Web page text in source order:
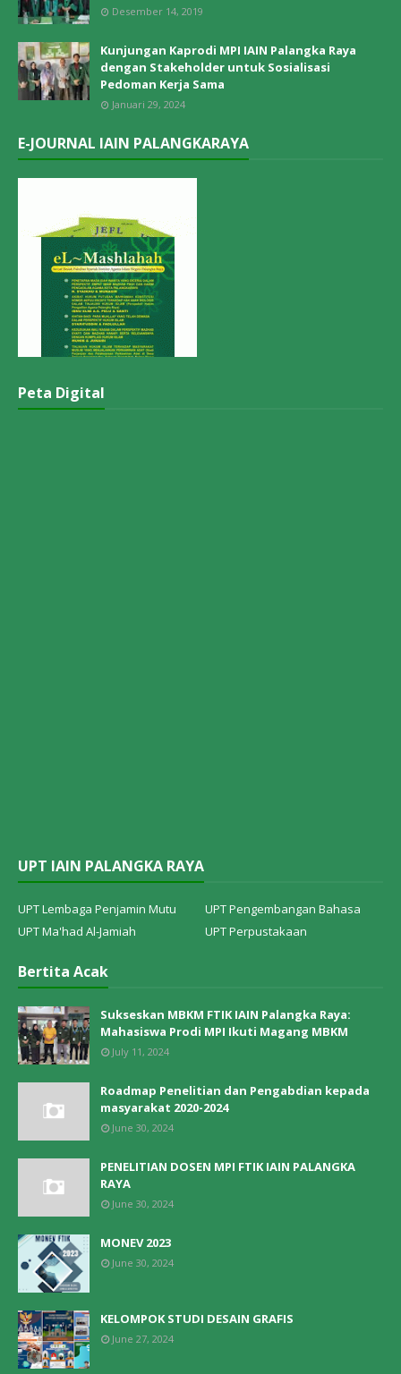
Desember 14, 2019
Kunjungan Kaprodi MPI IAIN Palangka Raya
dengan Stakeholder untuk Sosialisasi
Pedoman Kerja Sama
Januari 29, 2024
E-JOURNAL IAIN PALANGKARAYA
Peta Digital
UPT IAIN PALANGKA RAYA
UPT Lembaga Penjamin Mutu
UPT Pengembangan Bahasa
UPT Ma'had Al-Jamiah
UPT Perpustakaan
Bertita Acak
Sukseskan MBKM FTIK IAIN Palangka Raya:
Mahasiswa Prodi MPI Ikuti Magang MBKM
July 11, 2024
Roadmap Penelitian dan Pengabdian kepada
masyarakat 2020-2024
June 30, 2024
PENELITIAN DOSEN MPI FTIK IAIN PALANGKA
RAYA
June 30, 2024
MONEV 2023
June 30, 2024
KELOMPOK STUDI DESAIN GRAFIS
June 27, 2024